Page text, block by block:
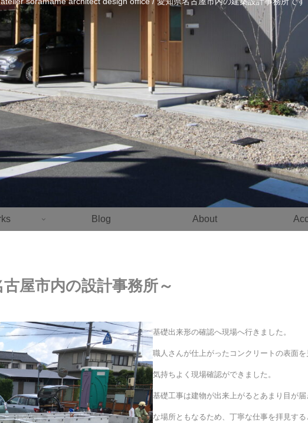
Blog About
屋市内の設計事務所～
基礎出来形の確認へ現場へ行きました。
職人さんが仕上がったコンクリートの表面
気持ちよく現場確認ができました。
基礎工事は建物が出来上がるとあまり目が
な場所ともなるため、丁寧な仕事を拝見す